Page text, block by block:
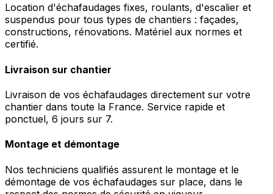
Location d'échafaudages fixes, roulants, d'escalier et
suspendus pour tous types de chantiers : façades,
constructions, rénovations. Matériel aux normes et
certifié.
Livraison sur chantier
Livraison de vos échafaudages directement sur votre
chantier dans toute la France. Service rapide et
ponctuel, 6 jours sur 7.
Montage et démontage
Nos techniciens qualifiés assurent le montage et le
démontage de vos échafaudages sur place, dans le